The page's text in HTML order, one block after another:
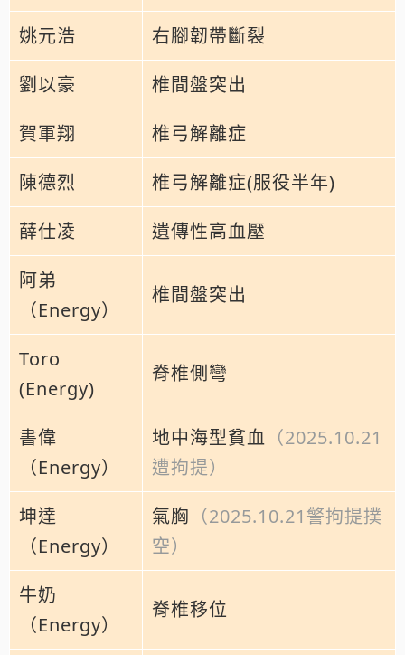
姚元浩
右腳韌帶斷裂
劉以豪
椎間盤突出
賀軍翔
椎弓解離症
陳德烈
椎弓解離症(服役半年)
薛仕凌
遺傳性高血壓
阿弟
（Energy）
椎間盤突出
Toro
(Energy)
脊椎側彎
書偉
（Energy）
地中海型貧血 （2025.10.21
遭拘提）
坤達
（Energy）
氣胸 （2025.10.21警拘提撲
空）
牛奶
（Energy）
脊椎移位